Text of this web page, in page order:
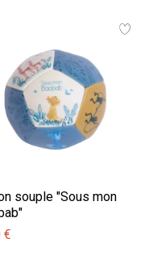
souple "Sous mon
€